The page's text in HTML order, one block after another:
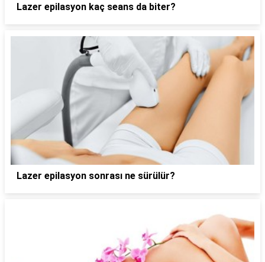
Lazer epilasyon kaç seans da biter?
Lazer epilasyon sonrası ne sürülür?